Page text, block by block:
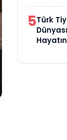
5Türk